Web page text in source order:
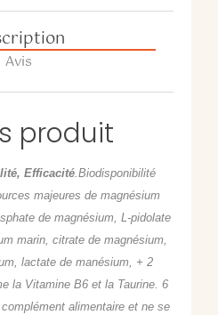
Avis
produit
Efficacité.Biodisponibilité
majeures de magnésium
de magnésium, L-pidolate
marin, citrate de magnésium,
lactate de manésium, + 2
la Vitamine B6 et la Taurine. 6
alimentaire et ne se